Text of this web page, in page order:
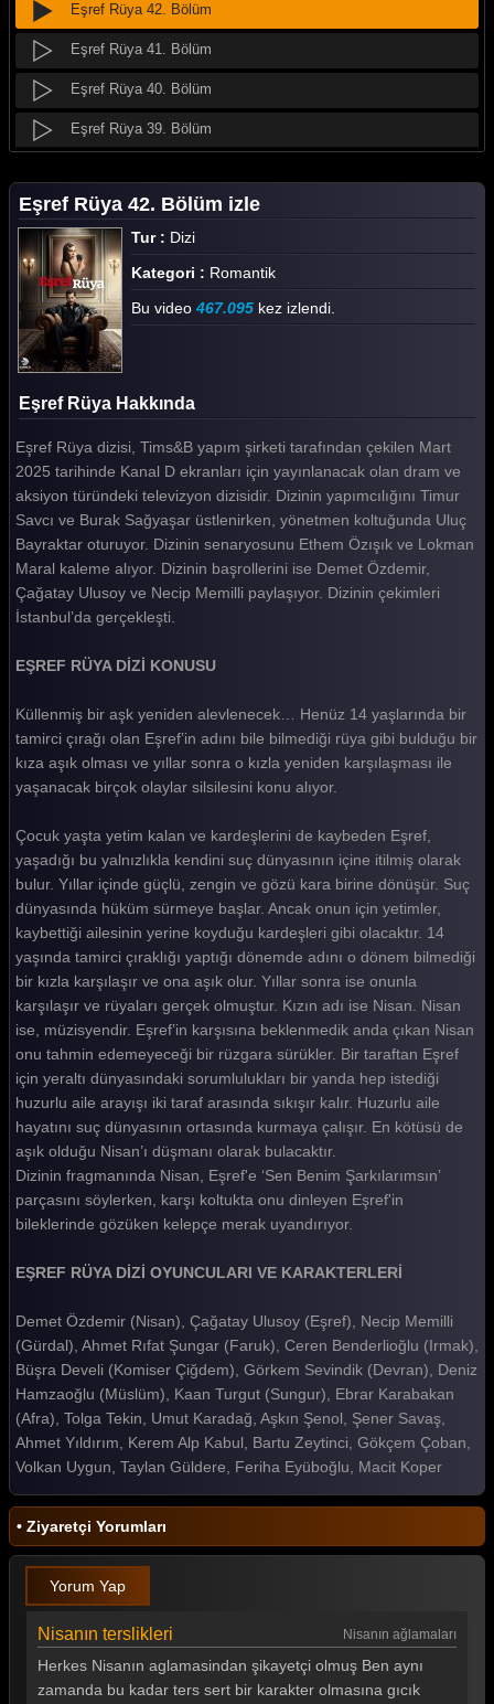
Eşref Rüya 42. Bölüm
Eşref Rüya 41. Bölüm
Eşref Rüya 40. Bölüm
Eşref Rüya 39. Bölüm
Eşref Rüya 37. Bölüm
Eşref Rüya 36. Bölüm
Eşref Rüya 35. Bölüm
Eşref Rüya 34. Bölüm
Eşref Rüya 33. Bölüm
Eşref Rüya 32. Bölüm
Eşref Rüya 31. Bölüm
Eşref Rüya 30. Bölüm
Eşref Rüya 29. Bölüm
Eşref Rüya 28. Bölüm
Eşref Rüya 27. Bölüm
Eşref Rüya 24. Bölüm
Eşref Rüya 23. Bölüm
Eşref Rüya 21. Bölüm
Eşref Rüya 20. Bölüm
Eşref Rüya 19. Bölüm
Eşref Rüya 18. Bölüm
Eşref Rüya 17. Bölüm
Eşref Rüya 16. Bölüm
Eşref Rüya 15. Bölüm
Eşref Rüya 14. Bölüm
Eşref Rüya 13. Bölüm
Eşref Rüya 12. Bölüm
Eşref Rüya 10. Bölüm
Eşref Rüya 9. Bölüm
Eşref Rüya 8. Bölüm
Eşref Rüya 7. Bölüm
Eşref Rüya 6. Bölüm
Eşref Rüya 5. Bölüm
Eşref Rüya 4. Bölüm
Eşref Rüya 3. Bölüm
Eşref Rüya 2. Bölüm
Eşref Rüya 1. Bölüm
Tüm Bölümleri Göster
Eşref Rüya 42. Bölüm izle
Tur : Dizi
Kategori : Romantik
Bu video 467.095 kez izlendi.
Eşref Rüya Hakkında
Eşref Rüya dizisi, Tims&B yapım şirketi tarafından çekilen Mart
2025 tarihinde Kanal D ekranları için yayınlanacak olan dram ve
aksiyon türündeki televizyon dizisidir. Dizinin yapımcılığını Timur
Savcı ve Burak Sağyaşar üstlenirken, yönetmen koltuğunda Uluç
Bayraktar oturuyor. Dizinin senaryosunu Ethem Özışık ve Lokman
Maral kaleme alıyor. Dizinin başrollerini ise Demet Özdemir,
Çağatay Ulusoy ve Necip Memilli paylaşıyor. Dizinin çekimleri
İstanbul’da gerçekleşti.
EŞREF RÜYA DİZİ KONUSU
Küllenmiş bir aşk yeniden alevlenecek… Henüz 14 yaşlarında bir
tamirci çırağı olan Eşref’in adını bile bilmediği rüya gibi bulduğu bir
kıza aşık olması ve yıllar sonra o kızla yeniden karşılaşması ile
yaşanacak birçok olaylar silsilesini konu alıyor.
Çocuk yaşta yetim kalan ve kardeşlerini de kaybeden Eşref,
yaşadığı bu yalnızlıkla kendini suç dünyasının içine itilmiş olarak
bulur. Yıllar içinde güçlü, zengin ve gözü kara birine dönüşür. Suç
dünyasında hüküm sürmeye başlar. Ancak onun için yetimler,
kaybettiği ailesinin yerine koyduğu kardeşleri gibi olacaktır. 14
yaşında tamirci çıraklığı yaptığı dönemde adını o dönem bilmediği
bir kızla karşılaşır ve ona aşık olur. Yıllar sonra ise onunla
karşılaşır ve rüyaları gerçek olmuştur. Kızın adı ise Nisan. Nisan
ise, müzisyendir. Eşref’in karşısına beklenmedik anda çıkan Nisan
onu tahmin edemeyeceği bir rüzgara sürükler. Bir taraftan Eşref
için yeraltı dünyasındaki sorumlulukları bir yanda hep istediği
huzurlu aile arayışı iki taraf arasında sıkışır kalır. Huzurlu aile
hayatını suç dünyasının ortasında kurmaya çalışır. En kötüsü de
aşık olduğu Nisan’ı düşmanı olarak bulacaktır.
Dizinin fragmanında Nisan, Eşref'e ‘Sen Benim Şarkılarımsın’
parçasını söylerken, karşı koltukta onu dinleyen Eşref'in
bileklerinde gözüken kelepçe merak uyandırıyor.
EŞREF RÜYA DİZİ OYUNCULARI VE KARAKTERLERİ
Demet Özdemir (Nisan), Çağatay Ulusoy (Eşref), Necip Memilli
(Gürdal), Ahmet Rıfat Şungar (Faruk), Ceren Benderlioğlu (Irmak),
Büşra Develi (Komiser Çiğdem), Görkem Sevindik (Devran), Deniz
Hamzaoğlu (Müslüm), Kaan Turgut (Sungur), Ebrar Karabakan
(Afra), Tolga Tekin, Umut Karadağ, Aşkın Şenol, Şener Savaş,
Ahmet Yıldırım, Kerem Alp Kabul, Bartu Zeytinci, Gökçem Çoban,
Volkan Uygun, Taylan Güldere, Feriha Eyüboğlu, Macit Koper
• Ziyaretçi Yorumları
Yorum Yap
Nisanın terslikleri Nisanın ağlamaları
Herkes Nisanın aglamasindan şikayetçi olmuş Ben aynı
zamanda bu kadar ters sert bir karakter olmasına gıcık